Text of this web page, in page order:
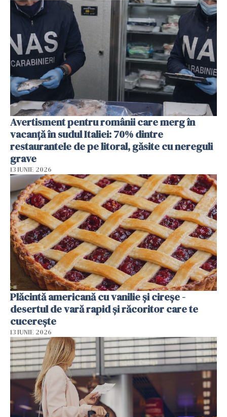
Avertisment pentru românii care merg în
vacanță în sudul Italiei: 70% dintre
restaurantele de pe litoral, găsite cu nereguli
grave
13 IUNIE 2026
Plăcintă americană cu vanilie și cireșe -
desertul de vară rapid și răcoritor care te
cucerește
13 IUNIE 2026